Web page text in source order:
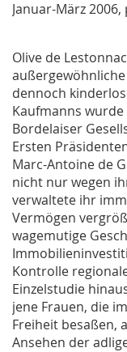
Januar-März 2006,
Olive de
dennoch
Kaufmanns
Bordelaiser
Ersten
Marc-Antoine de
nicht nur wegen
verwaltete ihr
Vermögen
wagemutige
Kontrolle
Einzelstudie
jene Frauen, die
Freiheit besaßen,
Ansehen der